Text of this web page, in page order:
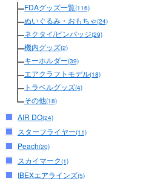
FDAグッズ一覧(116)
ぬいぐるみ・おもちゃ(24)
ネクタイ/ピンバッジ(29)
機内グッズ(2)
キーホルダー(39)
エアクラフトモデル(18)
トラベルグッズ(4)
その他(18)
AIR DO(24)
スターフライヤー(11)
Peach(20)
スカイマーク(1)
IBEXエアラインズ(5)